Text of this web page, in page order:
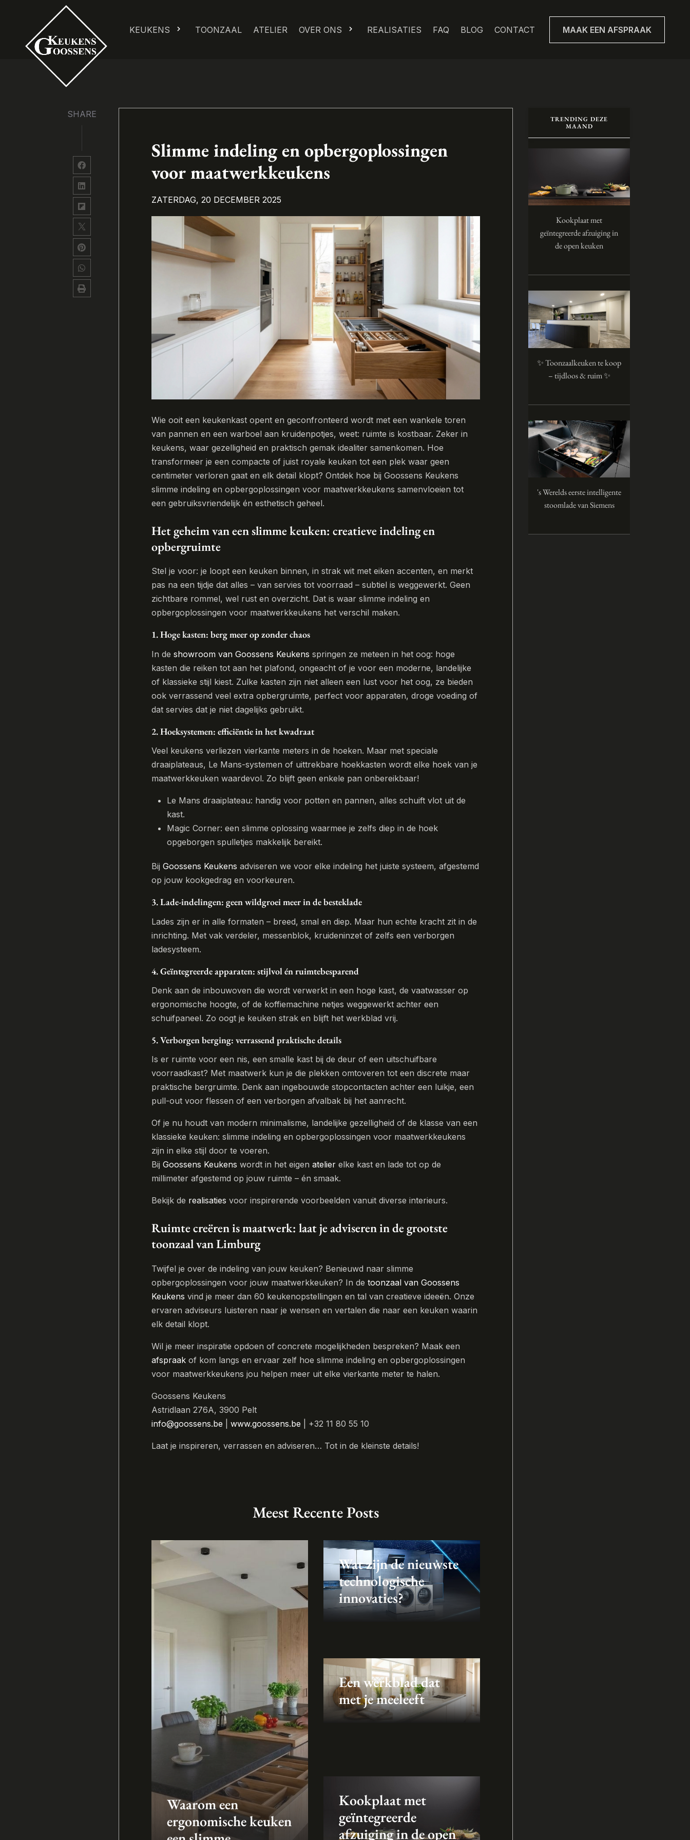
KEUKENS TOONZAAL ATELIER OVER ONS REALISATIES FAQ BLOG CONTACT MAAK EEN AFSPRAAK
SHARE
Slimme indeling en opbergoplossingen
voor maatwerkkeukens
ZATERDAG, 20 DECEMBER 2025
Wie ooit een keukenkast opent en geconfronteerd wordt met een wankele toren
van pannen en een warboel aan kruidenpotjes, weet: ruimte is kostbaar. Zeker in
keukens, waar gezelligheid en praktisch gemak idealiter samenkomen. Hoe
transformeer je een compacte of juist royale keuken tot een plek waar geen
centimeter verloren gaat en elk detail klopt? Ontdek hoe bij Goossens Keukens
slimme indeling en opbergoplossingen voor maatwerkkeukens samenvloeien tot
een gebruiksvriendelijk én esthetisch geheel.
Het geheim van een slimme keuken: creatieve indeling en
opbergruimte
Stel je voor: je loopt een keuken binnen, in strak wit met eiken accenten, en merkt
pas na een tijdje dat alles – van servies tot voorraad – subtiel is weggewerkt. Geen
zichtbare rommel, wel rust en overzicht. Dat is waar slimme indeling en
opbergoplossingen voor maatwerkkeukens het verschil maken.
1. Hoge kasten: berg meer op zonder chaos
In de showroom van Goossens Keukens springen ze meteen in het oog: hoge
kasten die reiken tot aan het plafond, ongeacht of je voor een moderne, landelijke
of klassieke stijl kiest. Zulke kasten zijn niet alleen een lust voor het oog, ze bieden
ook verrassend veel extra opbergruimte, perfect voor apparaten, droge voeding of
dat servies dat je niet dagelijks gebruikt.
2. Hoeksystemen: efficiëntie in het kwadraat
Veel keukens verliezen vierkante meters in de hoeken. Maar met speciale
draaiplateaus, Le Mans-systemen of uittrekbare hoekkasten wordt elke hoek van je
maatwerkkeuken waardevol. Zo blijft geen enkele pan onbereikbaar!
Le Mans draaiplateau: handig voor potten en pannen, alles schuift vlot uit de
kast.
Magic Corner: een slimme oplossing waarmee je zelfs diep in de hoek
opgeborgen spulletjes makkelijk bereikt.
Bij Goossens Keukens adviseren we voor elke indeling het juiste systeem, afgestemd
op jouw kookgedrag en voorkeuren.
3. Lade-indelingen: geen wildgroei meer in de besteklade
Lades zijn er in alle formaten – breed, smal en diep. Maar hun echte kracht zit in de
inrichting. Met vak verdeler, messenblok, kruideninzet of zelfs een verborgen
ladesysteem.
4. Geïntegreerde apparaten: stijlvol én ruimtebesparend
Denk aan de inbouwoven die wordt verwerkt in een hoge kast, de vaatwasser op
ergonomische hoogte, of de koffiemachine netjes weggewerkt achter een
schuifpaneel. Zo oogt je keuken strak en blijft het werkblad vrij.
5. Verborgen berging: verrassend praktische details
Is er ruimte voor een nis, een smalle kast bij de deur of een uitschuifbare
voorraadkast? Met maatwerk kun je die plekken omtoveren tot een discrete maar
praktische bergruimte. Denk aan ingebouwde stopcontacten achter een luikje, een
pull-out voor flessen of een verborgen afvalbak bij het aanrecht.
Of je nu houdt van modern minimalisme, landelijke gezelligheid of de klasse van een
klassieke keuken: slimme indeling en opbergoplossingen voor maatwerkkeukens
zijn in elke stijl door te voeren.
Bij Goossens Keukens wordt in het eigen atelier elke kast en lade tot op de
millimeter afgestemd op jouw ruimte – én smaak.
Bekijk de realisaties voor inspirerende voorbeelden vanuit diverse interieurs.
Ruimte creëren is maatwerk: laat je adviseren in de grootste
toonzaal van Limburg
Twijfel je over de indeling van jouw keuken? Benieuwd naar slimme
opbergoplossingen voor jouw maatwerkkeuken? In de toonzaal van Goossens
Keukens vind je meer dan 60 keukenopstellingen en tal van creatieve ideeën. Onze
ervaren adviseurs luisteren naar je wensen en vertalen die naar een keuken waarin
elk detail klopt.
Wil je meer inspiratie opdoen of concrete mogelijkheden bespreken? Maak een
afspraak of kom langs en ervaar zelf hoe slimme indeling en opbergoplossingen
voor maatwerkkeukens jou helpen meer uit elke vierkante meter te halen.
Goossens Keukens
Astridlaan 276A, 3900 Pelt
info@goossens.be
www.goossens.be | +32 11 80 55 10
Laat je inspireren, verrassen en adviseren… Tot in de kleinste details!
Meest Recente Posts
Waarom een
ergonomische keuken
Wat zijn de nieuwste
technologische
innovaties?
Een werkblad dat
met je meeleeft
Kookplaat met
geïntegreerde
afzuiging in de open
TRENDING DEZE
MAAND
Kookplaat met
geïntegreerde afzuiging in
de open keuken
✨ Toonzaalkeuken te koop
– tijdloos & ruim ✨
's Werelds eerste intelligente
stoomlade van Siemens